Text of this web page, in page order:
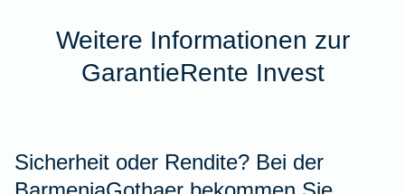
Weitere Informationen zur
GarantieRente Invest
Sicherheit oder Rendite? Bei der